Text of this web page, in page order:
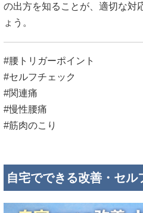
の出方を知ることが、適切な対
ょう。
#腰トリガーポイント
#セルフチェック
#関連痛
#慢性腰痛
#筋肉のこり
自宅でできる改善・セル